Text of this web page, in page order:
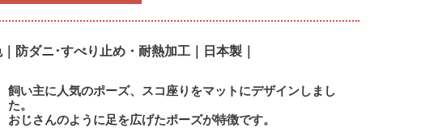
防ダニ･すべり止め・耐熱加工｜日本製｜
飼い主に人気のポーズ、スコ座りをマットにデザインしまし
た。
おじさんのように足を広げたポーズが特徴です。